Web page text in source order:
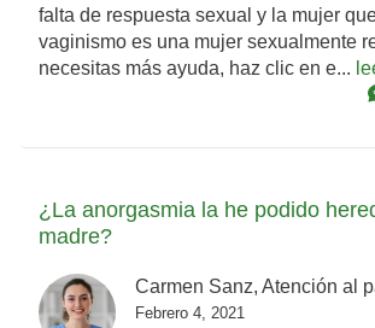
falta de respuesta sexual y la mujer
vaginismo es una mujer sexualmente
necesitas más ayuda, haz clic en e...
¿La anorgasmia la he podido
madre?
Carmen Sanz, Atención al
Febrero 4, 2021